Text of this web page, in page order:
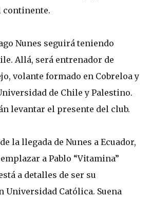
continente.
Nunes seguirá teniendo
Allá, será entrenador de
volante formado en Cobreloa y
de Chile y Palestino.
levantar el presente del club.
la llegada de Nunes a Ecuador,
a Pablo “Vitamina”
a detalles de ser su
Universidad Católica. Suena